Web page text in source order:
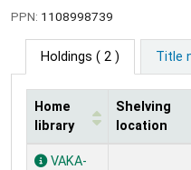
PPN: 1108998739
Holdings ( 2 ) Title
Holdings
Home
library
Shelving
location
VAKA-